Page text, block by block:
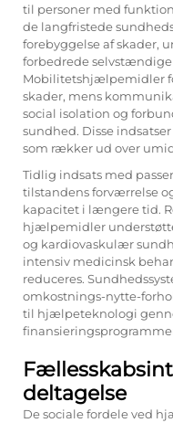
til personer med
de langfristede
forebyggelse af skader,
forbedrede
Mobilitetshjælpemidler
skader, mens
social isolation og
sundhed. Disse
som rækker ud over
Tidlig indsats med
tilstandens forværrelse
kapacitet i længere tid.
hjælpemidler
og kardiovaskulær
intensiv medicinsk
reduceres.
omkostnings-nytte-
til hjælpeteknologi
deltagelse
De sociale fordele ved